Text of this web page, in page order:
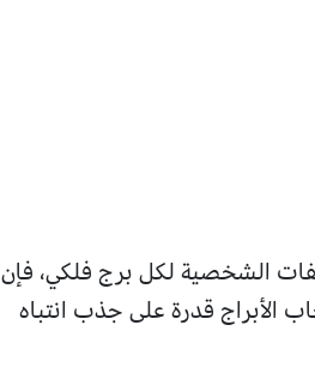
الشخصية لكل برج فلكي، فإن
الأبراج قدرة على جذب انتباه